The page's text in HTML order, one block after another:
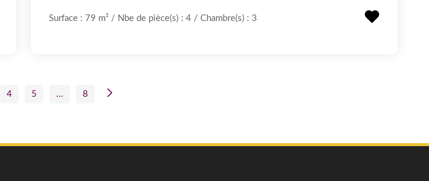
Surface : 79 m² / Nbe de pièce(s) : 4 /Chambre(s) :3
4 5 ... 8